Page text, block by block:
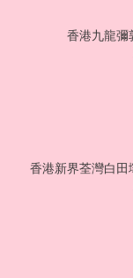
香港九龍彌
香港新界荃灣白